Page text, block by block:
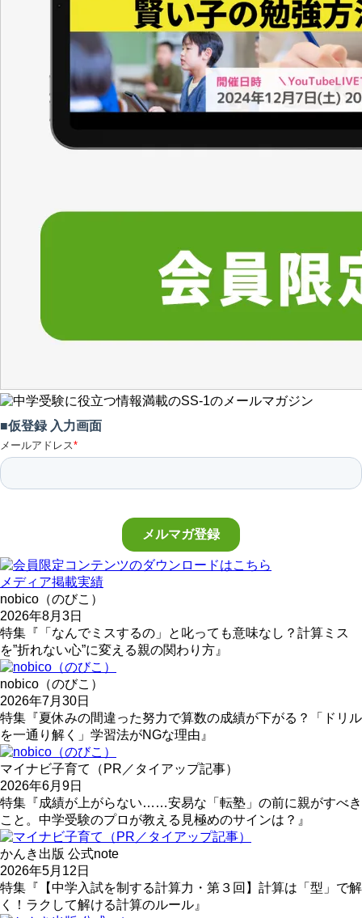
メディア掲載実績
nobico（のびこ）
2026年8月3日
特集『「なんでミスするの」と叱っても意味なし？計算ミス
を”折れない心”に変える親の関わり方』
nobico（のびこ）
2026年7月30日
特集『夏休みの間違った努力で算数の成績が下がる？「ドリル
を一通り解く」学習法がNGな理由』
マイナビ子育て（PR／タイアップ記事）
2026年6月9日
特集『成績が上がらない……安易な「転塾」の前に親がすべき
こと。中学受験のプロが教える見極めのサインは？』
かんき出版 公式note
2026年5月12日
特集『【中学入試を制する計算力・第３回】計算は「型」で解
く！ラクして解ける計算のルール』